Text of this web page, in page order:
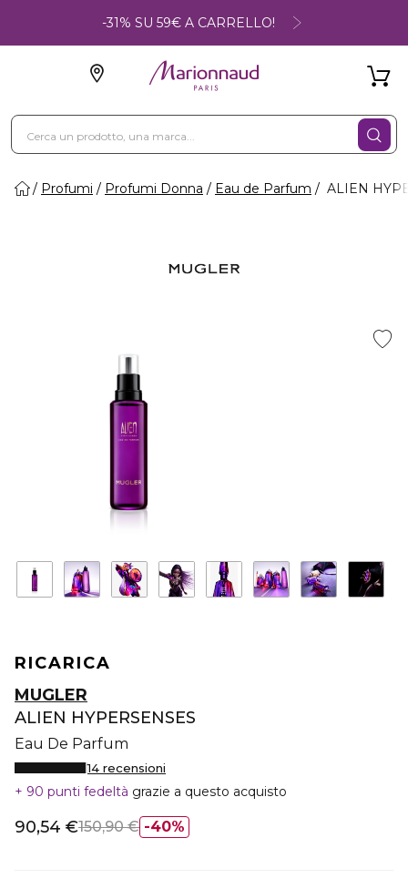
-31% SU 59€ A CARRELLO!
Profumi Profumi Donna Eau de Parfum ALIEN
RICARICA
MUGLER
ALIEN HYPERSENSES
Eau De Parfum
14 recensioni
90 punti fedeltà grazie a questo acquisto
40%
90,54 €150,90 €